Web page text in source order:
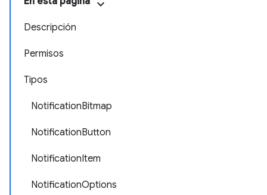
Descripción
Permisos
Tipos
NotificationBitmap
NotificationButton
NotificationItem
NotificationOptions